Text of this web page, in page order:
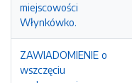
miejscowości
Włynkówko.
ZAWIADOMIENIE o
wszczęciu